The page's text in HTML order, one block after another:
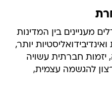
מעניינים בין המדינות
יותר,
יזמות חברתית עשויה
להגשמה עצמית,